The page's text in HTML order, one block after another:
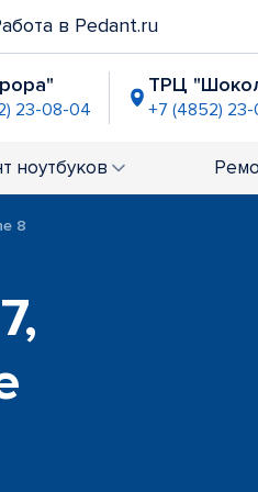
в Pedant.ru
23-08-04
ТРЦ
+7 (4852)
23-05-21 +7 (4852)
ноутбуков
8